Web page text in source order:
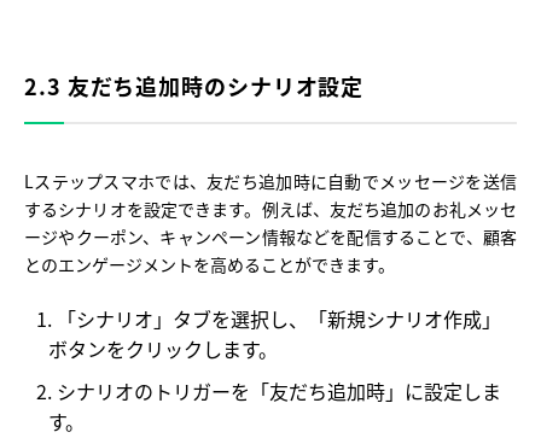
2.3 友だち追加時のシナリオ設定
Lステップスマホでは、友だち追加時に自動でメッセージを送信
するシナリオを設定できます。例えば、友だち追加のお礼メッセ
ージやクーポン、キャンペーン情報などを配信することで、顧客
とのエンゲージメントを高めることができます。
「シナリオ」タブを選択し、「新規シナリオ作成」
ボタンをクリックします。
シナリオのトリガーを「友だち追加時」に設定しま
す。